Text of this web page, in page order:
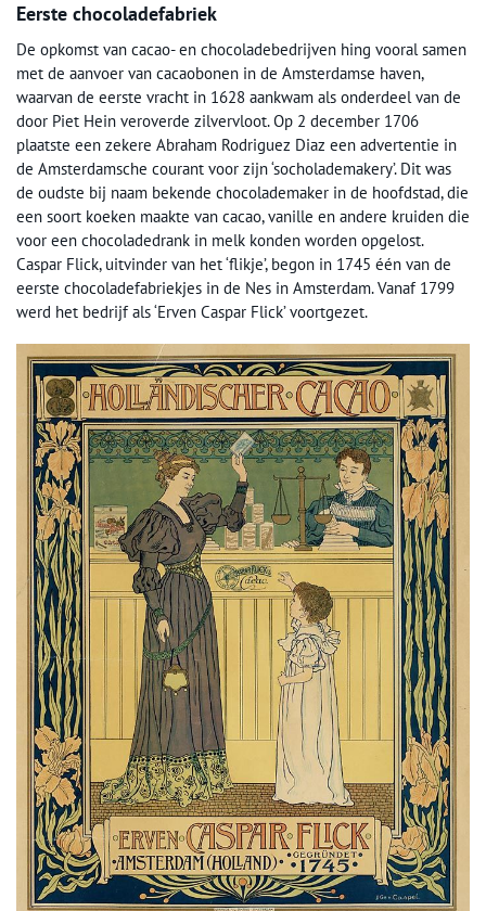
Eerste chocoladefabriek
De opkomst van cacao- en chocoladebedrijven hing vooral samen
met de aanvoer van cacaobonen in de Amsterdamse haven,
waarvan de eerste vracht in 1628 aankwam als onderdeel van de
door Piet Hein veroverde zilvervloot. Op 2 december 1706
plaatste een zekere Abraham Rodriguez Diaz een advertentie in
de Amsterdamsche courant voor zijn ‘socholademakery’. Dit was
de oudste bij naam bekende chocolademaker in de hoofdstad, die
een soort koeken maakte van cacao, vanille en andere kruiden die
voor een chocoladedrank in melk konden worden opgelost.
Caspar Flick, uitvinder van het ‘flikje’, begon in 1745 één van de
eerste chocoladefabriekjes in de Nes in Amsterdam. Vanaf 1799
werd het bedrijf als ‘Erven Caspar Flick’ voortgezet.